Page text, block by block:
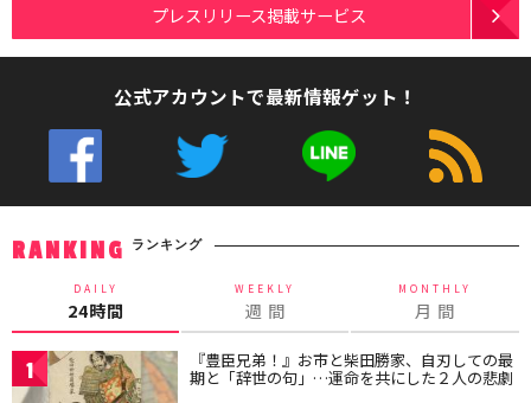
プレスリリース掲載サービス
公式アカウントで最新情報ゲット！
RANKING ランキング
DAILY
24時間
WEEKLY
週 間
MONTHLY
月 間
1 『豊臣兄弟！』お市と柴田勝家、自刃しての最
期と「辞世の句」…運命を共にした２人の悲劇